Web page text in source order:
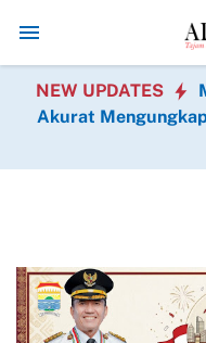
Kodam XIX Tuanku
NEW UPDATES
Akurat